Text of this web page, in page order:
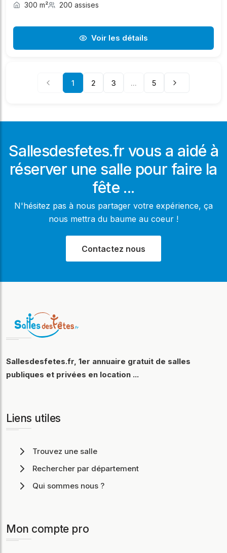
300 m² 200 assises
Voir les détails
1 2 3 ... 5
Sallesdesfetes.fr vous a aidé à
réserver une salle pour faire la
fête ...
N'hésitez pas à nous partager votre expérience, ça
nous mettra du baume au coeur !
Contactez nous
Sallesdesfetes.fr, 1er annuaire gratuit de salles
publiques et privées en location ...
Liens utiles
Trouvez une salle
Rechercher par département
Qui sommes nous ?
Mon compte pro